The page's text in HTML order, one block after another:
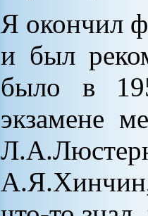
Я окончил
и был
было в
экзамене